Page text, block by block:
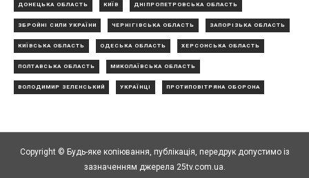
ДОНЕЦЬКА ОБЛАСТЬ КИЇВ ДНІПРОПЕТРОВСЬКА ОБЛАСТЬ
ЗБРОЙНІ СИЛИ УКРАЇНИ ЧЕРНІГІВСЬКА ОБЛАСТЬ ЗАПОРІЗЬКА ОБЛАСТЬ
КИЇВСЬКА ОБЛАСТЬ ОДЕСЬКА ОБЛАСТЬ ХЕРСОНСЬКА ОБЛАСТЬ
ПОЛТАВСЬКА ОБЛАСТЬ МИКОЛАЇВСЬКА ОБЛАСТЬ
ВОЛОДИМИР ЗЕЛЕНСЬКИЙ УКРАЇНЦІ ПРОТИПОВІТРЯНА ОБОРОНА
Copyright © Будь-яке копiювання, публiкацiя, передрук допустимо із
зазначенням джерела 25tv.com.ua.